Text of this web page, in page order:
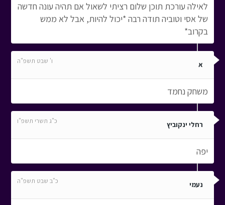
לאילה עורכת תוכן שלום רציתי לשאול אם תהיה עונה חדשה
של אסי וטוביה תודה רבה *יכול להיות, אבל לא ממש
בקרוב*
א ו' שבט תשפ"ה
משחק נחמד
רחלי ינקוביץ כ"ג תשרי תשפ"ו
יפה
נעמי כ"ב שבט תשפ"ה